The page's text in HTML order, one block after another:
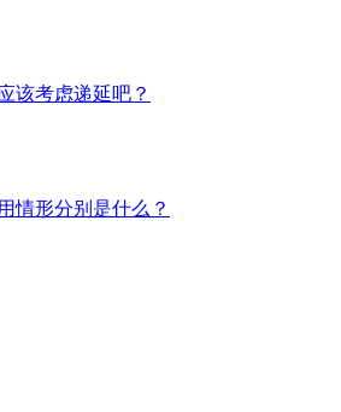
该考虑递延吧？
情形分别是什么？